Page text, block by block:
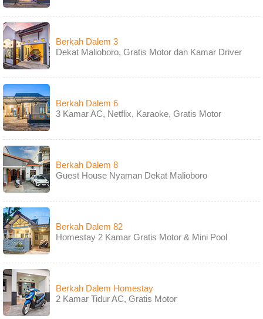
Berkah Dalem 3
Dekat Malioboro, Gratis Motor dan Kamar Driver
Berkah Dalem 6
3 Kamar AC, Netflix, Karaoke, Gratis Motor
Berkah Dalem 8
Guest House Nyaman Dekat Malioboro
Berkah Dalem 82
Homestay 2 Kamar Gratis Motor & Mini Pool
Berkah Dalem Homestay
2 Kamar Tidur AC, Gratis Motor